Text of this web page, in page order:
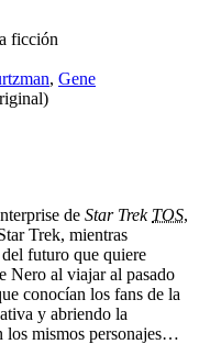
ficción
, Gene
de Star Trek TOS,
Trek, mientras
futuro que quiere
Nero al viajar al pasado
conocían los fans de la
y abriendo la
los mismos personajes…